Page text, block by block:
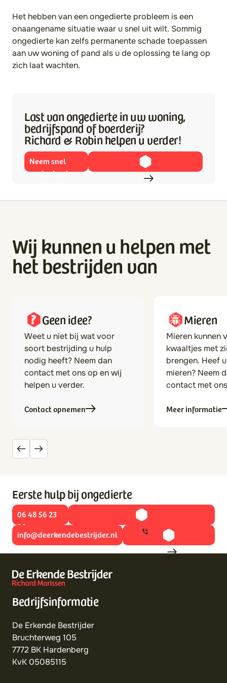
Het hebben van een ongedierte probleem is een
onaangename situatie waar u snel uit wilt. Sommig
ongedierte kan zelfs permanente schade toepassen
aan uw woning of pand als u de oplossing te lang op
zich laat wachten.
Last van ongedierte in uw woning,
bedrijfspand of boerderij?
Richard & Robin helpen u verder!
Neem snel
contact op!
Wij kunnen u helpen met
het bestrijden van
Geen idee?
Weet u niet bij wat voor
soort bestrijding u hulp
nodig heeft? Neem dan
contact met ons op en wij
helpen u verder.
Contact opnemen
Mieren
Mieren kunnen
kwaaltjes met
brengen. Heef
mieren? Neem
contact met
Meer informatie
Eerste hulp bij ongedierte
06 48 56 23
00
info@deerkendebestrijder.nl
Bedrijfsinformatie
De Erkende Bestrijder
Bruchterweg 105
7772 BK Hardenberg
KvK 05085115